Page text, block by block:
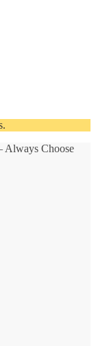
Always Choose